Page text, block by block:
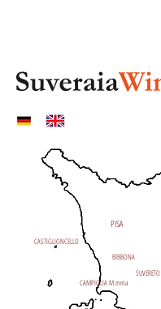
PISA
CASTIGLIONCELLO
BIBBONA
SUVERETO
CAMPIGLIA M.mma